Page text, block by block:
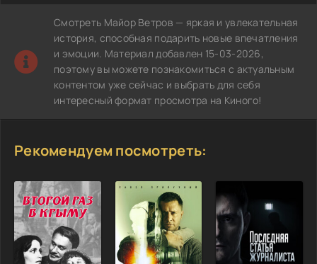
Смотреть Майор Ветров — яркая и увлекательная
история, способная подарить новые впечатления
и эмоции. Материал добавлен 15-03-2026,
поэтому вы можете познакомиться с актуальным
контентом уже сейчас и выбрать для себя
интересный формат просмотра на Киного!
Рекомендуем посмотреть: